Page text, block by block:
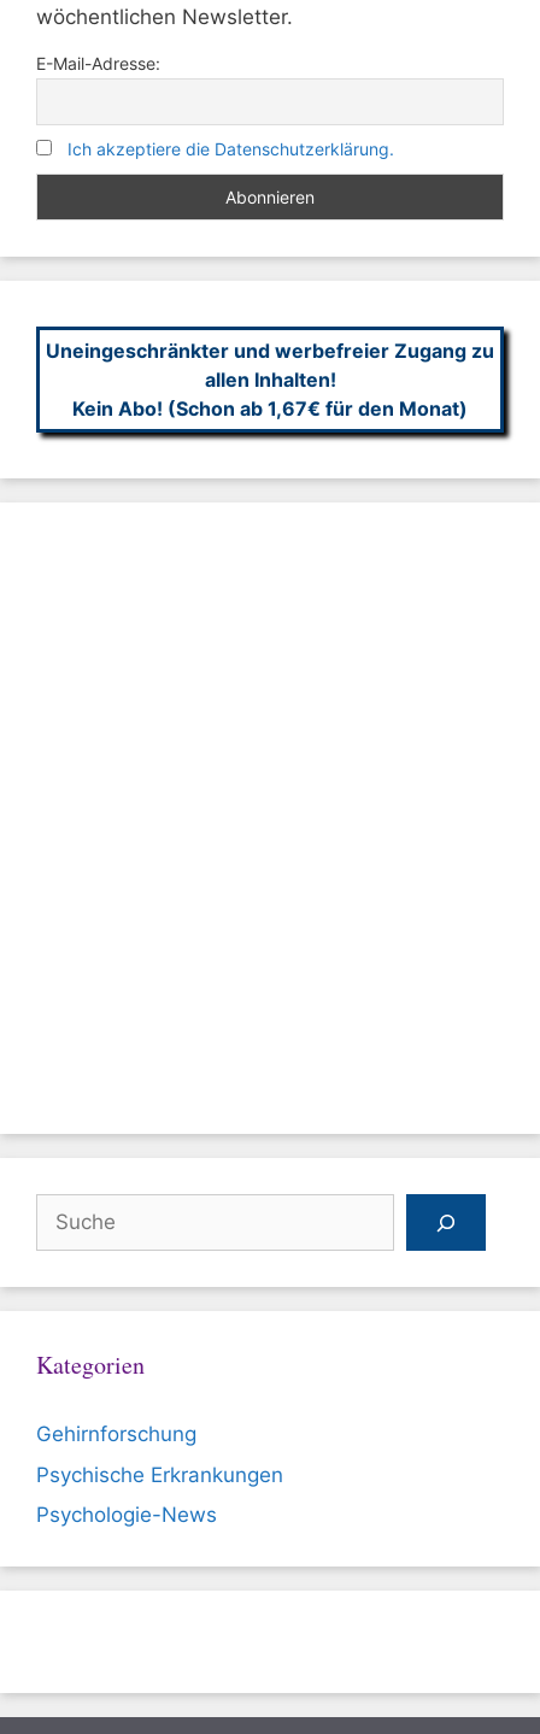
wöchentlichen Newsletter.
E-Mail-Adresse:
Ich akzeptiere die Datenschutzerklärung.
Uneingeschränkter und werbefreier Zugang zu
allen Inhalten!
Kein Abo! (Schon ab 1,67€ für den Monat)
Suchen
Kategorien
Gehirnforschung
Psychische Erkrankungen
Psychologie-News